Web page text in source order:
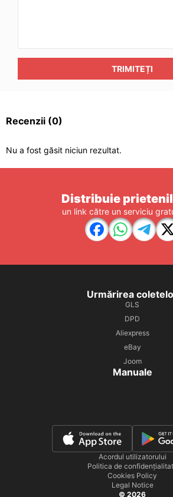
TRIMITEȚI
Recenzii (0)
Nu a fost găsit niciun rezultat.
Distribuie
un link către un serviciu
Urmărirea
GLS
DPD
Aliexpress
eBay
Joom
Manuale
Acordul utilizatorului
Politica de
Cookies Policy
Legal Notice
© 2026